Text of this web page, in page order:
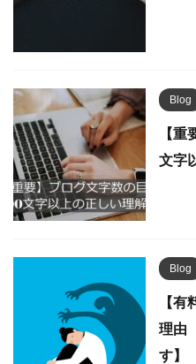
Blog
【
文字
Blog
【
理由
す】